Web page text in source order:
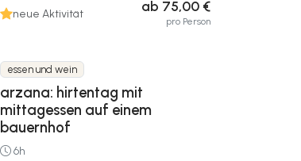
neue Aktivität ab 75,00 €
pro Person
essen und wein
arzana: hirtentag mit
mittagessen auf einem
bauernhof
6h